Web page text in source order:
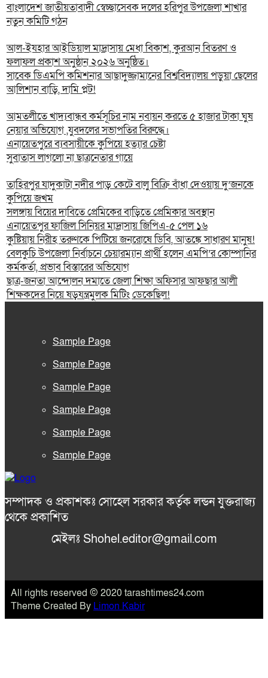
বাংলাদেশ জাতীয়তাবাদী স্বেচ্ছাসেবক দলের হরিপুর উপজেলা শাখার
নতুন কমিটি গঠন
আল-ইযহার আইডিয়াল মাদ্রাসায় মেধা বিকাশ, কুরআন বিতরণ ও
ফলাফল প্রকাশ অনুষ্ঠান ২০২৬ অনুষ্ঠিত।
সাবেক ডিএমপি কমিশনার আছাদুজ্জামানের বিশ্ববিদ্যালয় পড়ুয়া ছেলের
আলিশান বাড়ি, দামি প্লট!
আমতলীতে খাদ্যবান্ধব কর্মসূচির নাম নবায়ন করতে ৫ হাজার টাকা ঘুষ
নেয়ার অভিযোগ ,যুবদলের সভাপতির বিরুদ্ধে।
এনায়েতপুরে ব্যবসায়ীকে কুপিয়ে হত্যার চেষ্টা
সুবাতাস লাগলো না ছাত্রনেতার গায়ে
তাহিরপুর যাদুকাটা নদীর পাড় কেটে বালু বিক্রি বাঁধা দেওয়ায় দু’জনকে
কুপিয়ে জখম
সলঙ্গায় বিয়ের দাবিতে প্রেমিকের বাড়িতে প্রেমিকার অবস্থান
এনায়েতপুর ফাজিল সিনিয়র মাদ্রাসায় জিপিএ-৫ পেল ১৬
কুষ্টিয়ায় নিরীহ তরুণকে পিটিয়ে জনরোষে ডিবি, আতঙ্কে সাধারণ মানুষ!
বেলকুচি উপজেলা নির্বাচনে চেয়ারম্যান প্রার্থী হলেন এমপি’র কোম্পানির
কর্মকর্তা, প্রভাব বিস্তারের অভিযোগ
ছাত্র-জনতা আন্দোলন দমাতে জেলা শিক্ষা অফিসার আফছার আলী
শিক্ষকদের নিয়ে ষড়যন্ত্রমুলক মিটিং ডেকেছিল!
Sample Page
Sample Page
Sample Page
Sample Page
Sample Page
Sample Page
সম্পাদক ও প্রকাশকঃ সোহেল সরকার কর্তৃক লন্ডন যুক্তরাজ্য
থেকে প্রকাশিত
মেইলঃ Shohel.editor@gmail.com
All rights reserved © 2020 tarashtimes24.com
Theme Created By Limon Kabir